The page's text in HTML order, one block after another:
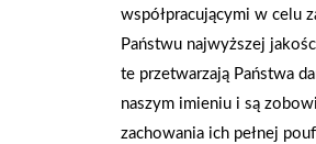
współpracującymi w celu
Państwu najwyższej
te przetwarzają Państwa
naszym imieniu i są
zachowania ich pełnej